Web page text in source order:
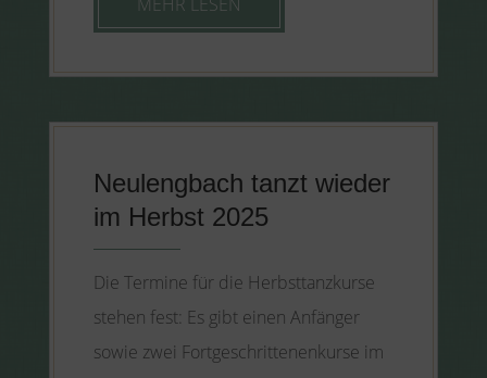
Neulengbach tanzt wieder
im Herbst 2025
Die Termine für die Herbsttanzkurse
stehen fest: Es gibt einen Anfänger
sowie zwei Fortgeschrittenenkurse im